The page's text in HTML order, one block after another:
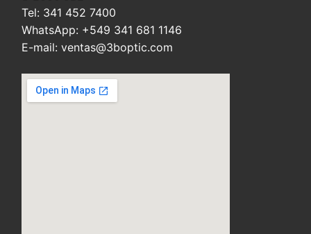
Tel: 341 452 7400
WhatsApp: +549 341 681 1146
E-mail: ventas@3boptic.com